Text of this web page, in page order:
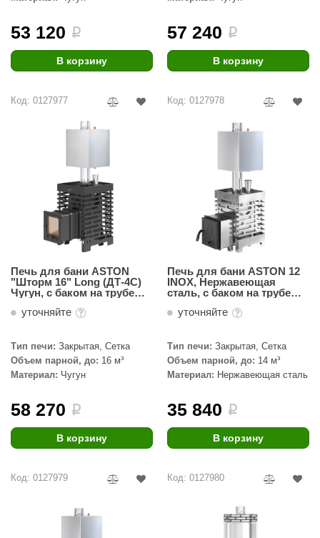
53 120 i
В корзину
57 240 i
В корзину
Код: 0127977
Печь для бани ASTON
"Шторм 16" Long (ДТ-4С)
Чугун, с баком на трубе
уточняйте
Тип печи: Закрытая, Сетка
Объем парной, до: 16 м³
Материал: Чугун
58 270 i
В корзину
Код: 0127978
Печь для бани ASTON 12
INOX, Нержавеющая
сталь, с баком на трубе
уточняйте
Тип печи: Закрытая, Сетка
Объем парной, до: 14 м³
Материал: Нержавеющая сталь
35 840 i
В корзину
Код: 0127979 Код: 0127980